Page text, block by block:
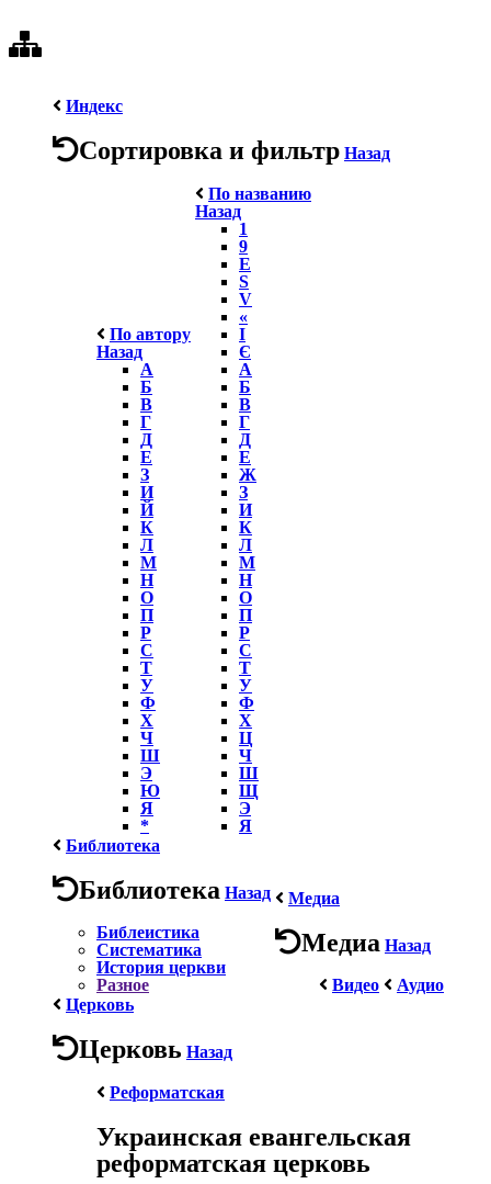
Индекс
Сортировка и фильтр Назад
По автору
Назад
А
Б
В
Г
Д
Е
З
И
Й
К
Л
М
Н
О
П
Р
С
Т
У
Ф
Х
Ч
Ш
Э
Ю
Я
*
По названию
Назад
1
9
E
S
V
«
І
Є
А
Б
В
Г
Д
Е
Ж
З
И
К
Л
М
Н
О
П
Р
С
Т
У
Ф
Х
Ц
Ч
Ш
Щ
Э
Я
Библиотека
Библиотека Назад
Библеистика
Систематика
История церкви
Разное
Медиа
Медиа Назад
Видео
Аудио
Церковь
Церковь Назад
Реформатская
Украинская евангельская
реформатская церковь